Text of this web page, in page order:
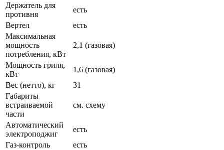
Держатель для
противня
есть
Вертел
есть
Максимальная
мощность
потребления, кВт
2,1 (газовая)
Мощность гриля,
кВт
1,6 (газовая)
Вес (нетто), кг
31
Габариты
встраиваемой
части
см. схему
Автоматический
электроподжиг
есть
Газ-контроль
есть